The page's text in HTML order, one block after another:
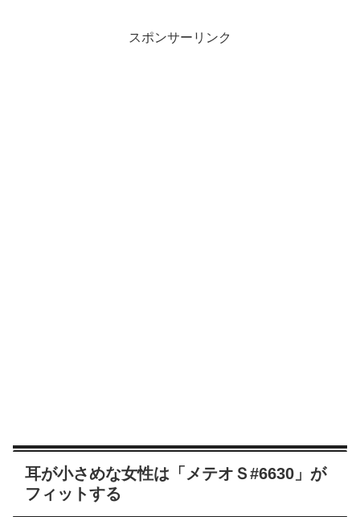
スポンサーリンク
耳が小さめな女性は「メテオＳ#6630」が
フィットする